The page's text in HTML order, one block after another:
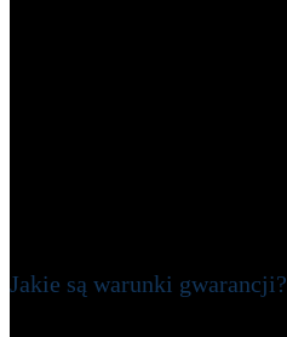
Jakie są warunki gwarancji?